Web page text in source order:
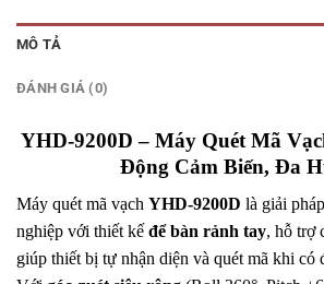
MÔ TẢ
ĐÁNH GIÁ (0)
YHD-9200D – Máy Quét Mã
Động Cảm Biến, Đa
Máy quét mã vạch YHD-9200D là giải
nghiệp với thiết kế để bàn rảnh tay, hỗ trợ
giúp thiết bị tự nhận diện và quét mã khi có